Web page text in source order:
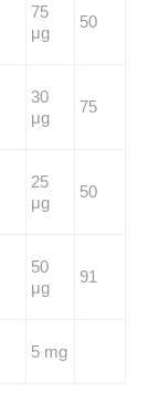
75
μg
50
30
μg
75
25
μg
50
50
μg
91
5 mg